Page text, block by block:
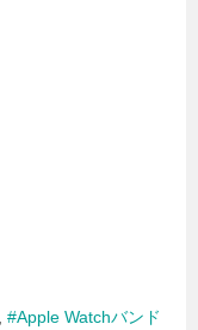
#Apple Watchバンド